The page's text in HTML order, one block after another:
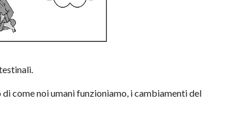
come noi umani funzioniamo, i cambiamenti del